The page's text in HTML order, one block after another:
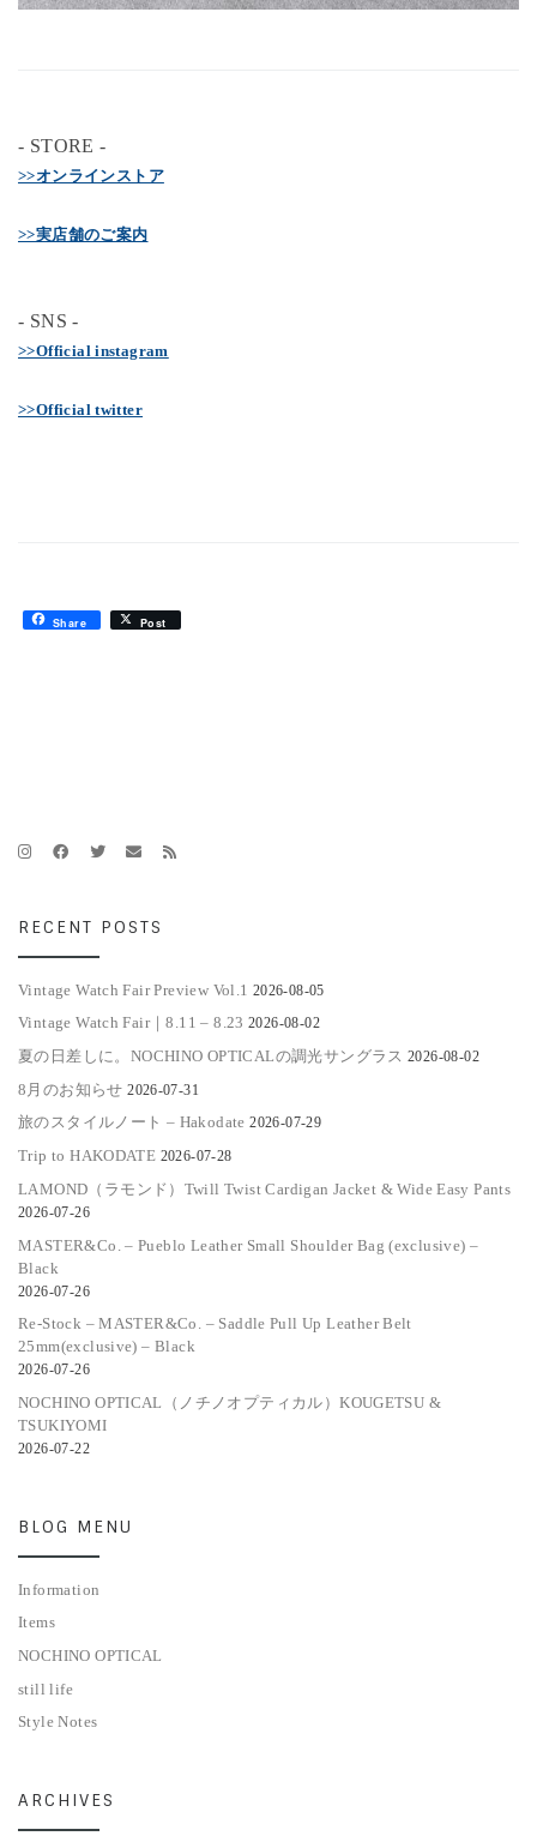
- STORE -
>>オンラインストア
>>実店舗のご案内
- SNS -
>>Official instagram
>>Official twitter
Share Post
RECENT POSTS
Vintage Watch Fair Preview Vol.1 2026-08-05
Vintage Watch Fair｜8.11 – 8.23 2026-08-02
夏の日差しに。NOCHINO OPTICALの調光サングラス 2026-08-02
8月のお知らせ 2026-07-31
旅のスタイルノート – Hakodate 2026-07-29
Trip to HAKODATE 2026-07-28
LAMOND（ラモンド）Twill Twist Cardigan Jacket & Wide Easy Pants
2026-07-26
MASTER&Co. – Pueblo Leather Small Shoulder Bag (exclusive) –
Black
2026-07-26
Re-Stock – MASTER&Co. – Saddle Pull Up Leather Belt
25mm(exclusive) – Black
2026-07-26
NOCHINO OPTICAL（ノチノオプティカル）KOUGETSU &
TSUKIYOMI
2026-07-22
BLOG MENU
Information
Items
NOCHINO OPTICAL
still life
Style Notes
ARCHIVES